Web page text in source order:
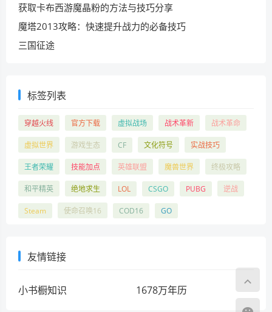
获取卡布西游魔晶粉的方法与技巧分享
魔塔2013攻略：快速提升战力的必备技巧
三国征途
标签列表
穿越火线 官方下载 虚拟战场 战术革新 战术革命
虚拟世界 游戏生态 CF 文化符号 实战技巧
王者荣耀 技能加点 英雄联盟 魔兽世界 终极攻略
和平精英 绝地求生 LOL CSGO PUBG 逆战
Steam 使命召唤16 COD16 GO
友情链接
小书橱知识 1678万年历